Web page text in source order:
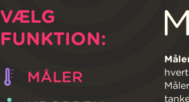
VÆLG
FUNKTION:
MÅLER